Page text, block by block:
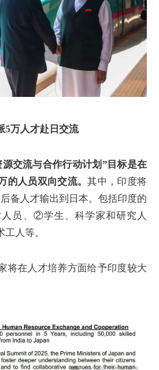
5万人才赴日交流
源交流与合作行动计划”目标是在
的人员双向交流。其中，印度将
备人才输出到日本。包括印度的
员、②学生、科学家和研究人
人等。
将在人才培养方面给予印度较大